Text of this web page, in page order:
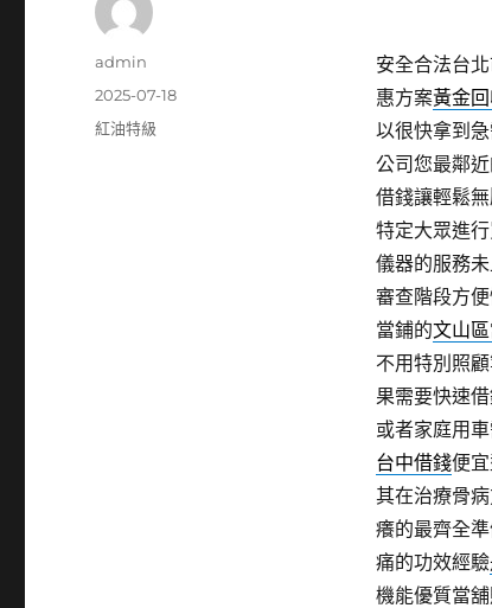
安全合法台
惠方案黃金
以很快拿到
公司您最鄰
借錢讓輕鬆
特定大眾進
儀器的服務
審查階段方
當鋪的文山
不用特別照
果需要快速
或者家庭用
台中借錢便
其在治療骨
癢的最齊全
痛的功效經驗
機能優質當
作
admin
發
佈
2025-07-18
分
紅油特級